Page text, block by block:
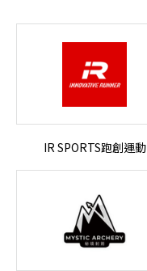
IR SPORTS跑創運動